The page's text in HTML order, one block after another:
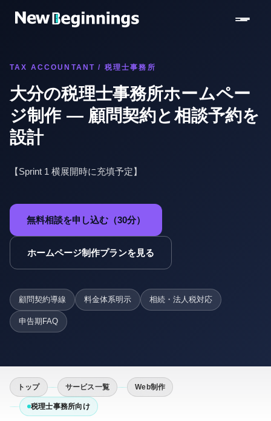
TAX ACCOUNTANT / 税理士事務所
大分の税理士事務所ホームペー
ジ制作 — 顧問契約と相談予約を
設計
【Sprint 1 横展開時に充填予定】
無料相談を申し込む（30分）
ホームページ制作プランを見る
顧問契約導線 料金体系明示 相続・法人税対応
申告期FAQ
トップ サービス一覧 Web制作
税理士事務所向け